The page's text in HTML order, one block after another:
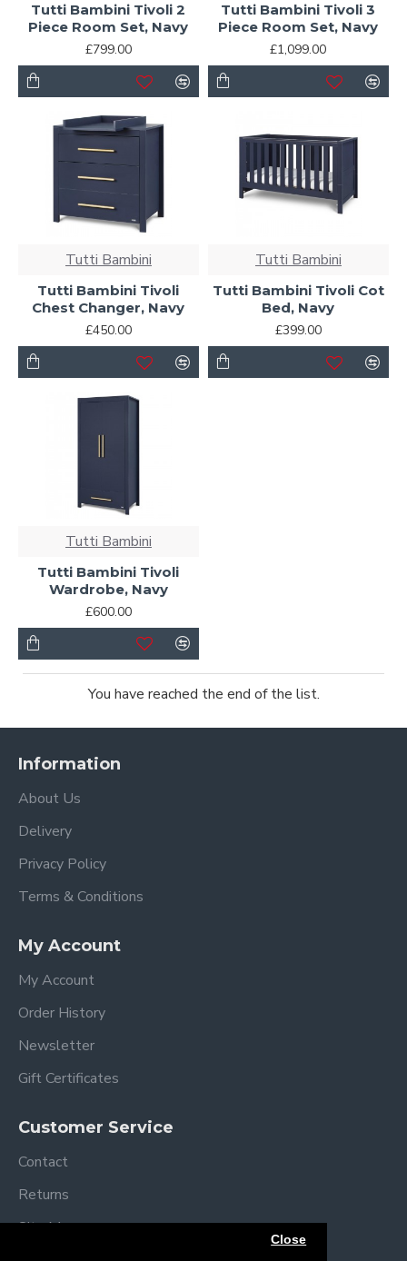
Close
Tutti Bambini Tivoli 2
Piece Room Set, Navy
£799.00
Tutti Bambini Tivoli 3
Piece Room Set, Navy
£1,099.00
Tutti Bambini
Tutti Bambini Tivoli
Chest Changer, Navy
£450.00
Tutti Bambini
Tutti Bambini Tivoli Cot
Bed, Navy
£399.00
Tutti Bambini
Tutti Bambini Tivoli
Wardrobe, Navy
£600.00
You have reached the end of the list.
Information
About Us
Delivery
Privacy Policy
Terms & Conditions
My Account
My Account
Order History
Newsletter
Gift Certificates
Customer Service
Contact
Returns
Site Map